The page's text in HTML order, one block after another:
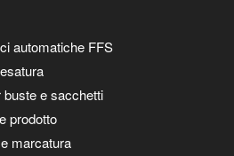
automatiche FFS
e sacchetti
prodotto
marcatura